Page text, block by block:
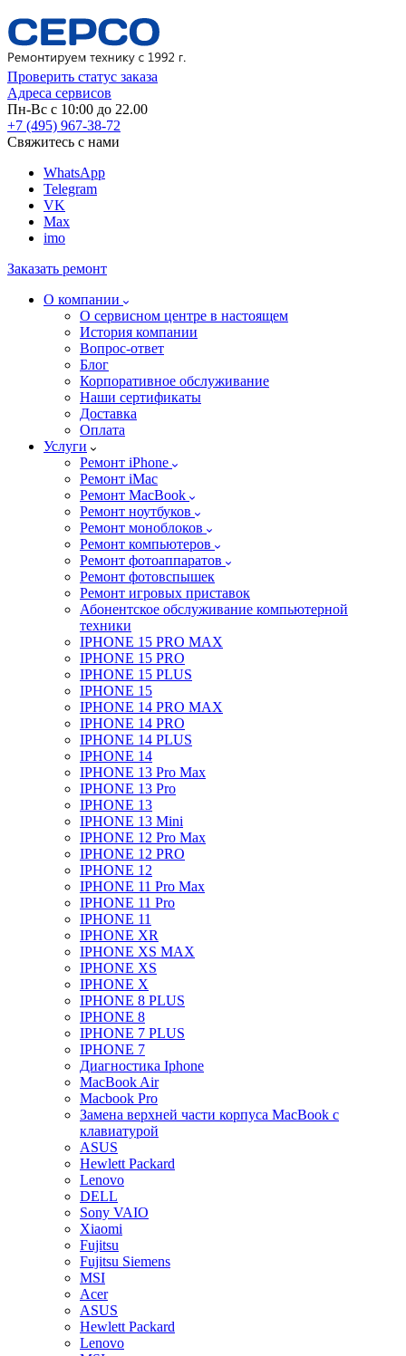
Проверить статус заказа
Адреса сервисов
Пн-Вс с 10:00 до 22.00
+7 (495) 967-38-72
Свяжитесь с нами
WhatsApp
Telegram
VK
Max
imo
Заказать ремонт
О компании
О сервисном центре в настоящем
История компании
Вопрос-ответ
Блог
Корпоративное обслуживание
Наши сертификаты
Доставка
Оплата
Услуги
Ремонт iPhone
Ремонт iMac
Ремонт MacBook
Ремонт ноутбуков
Ремонт моноблоков
Ремонт компьютеров
Ремонт фотоаппаратов
Ремонт фотовспышек
Ремонт игровых приставок
Абонентское обслуживание компьютерной
техники
IPHONE 15 PRO MAX
IPHONE 15 PRO
IPHONE 15 PLUS
IPHONE 15
IPHONE 14 PRO MAX
IPHONE 14 PRO
IPHONE 14 PLUS
IPHONE 14
IPHONE 13 Pro Max
IPHONE 13 Pro
IPHONE 13
IPHONE 13 Mini
IPHONE 12 Pro Max
IPHONE 12 PRO
IPHONE 12
IPHONE 11 Pro Max
IPHONE 11 Pro
IPHONE 11
IPHONE XR
IPHONE XS MAX
IPHONE XS
IPHONE X
IPHONE 8 PLUS
IPHONE 8
IPHONE 7 PLUS
IPHONE 7
Диагностика Iphone
MacBook Air
Macbook Pro
Замена верхней части корпуса MacBook с
клавиатурой
ASUS
Hewlett Packard
Lenovo
DELL
Sony VAIO
Xiaomi
Fujitsu
Fujitsu Siemens
MSI
Acer
ASUS
Hewlett Packard
Lenovo